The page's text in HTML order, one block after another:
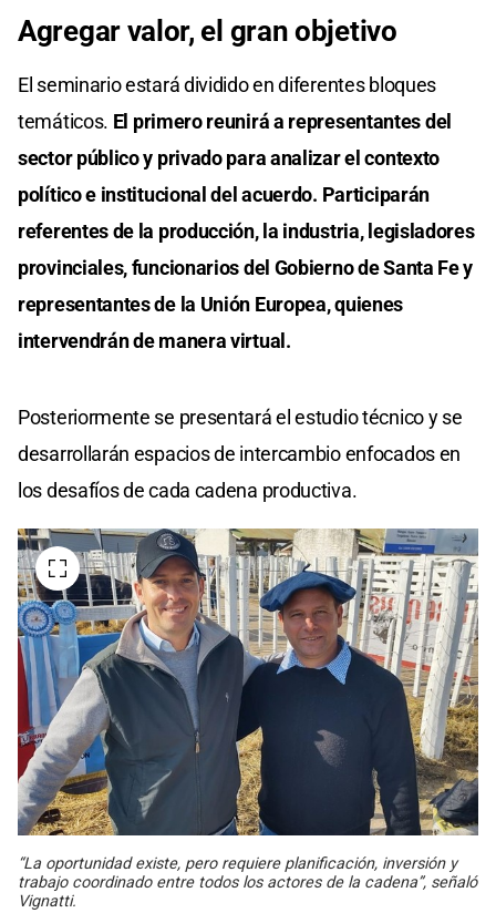
Agregar valor, el gran objetivo
El seminario estará dividido en diferentes bloques
temáticos. El primero reunirá a representantes del
sector público y privado para analizar el contexto
político e institucional del acuerdo. Participarán
referentes de la producción, la industria, legisladores
provinciales, funcionarios del Gobierno de Santa Fe y
representantes de la Unión Europea, quienes
intervendrán de manera virtual.
Posteriormente se presentará el estudio técnico y se
desarrollarán espacios de intercambio enfocados en
los desafíos de cada cadena productiva.
“La oportunidad existe, pero requiere planificación, inversión y
trabajo coordinado entre todos los actores de la cadena”, señaló
Vignatti.